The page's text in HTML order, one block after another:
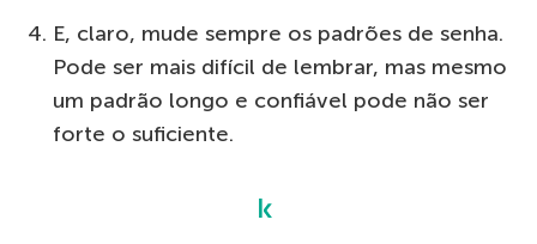
E, claro, mude sempre os padrões de senha.
Pode ser mais difícil de lembrar, mas mesmo
um padrão longo e confiável pode não ser
forte o suficiente.